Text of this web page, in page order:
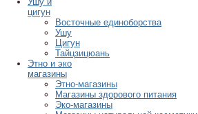
цигун
Восточные единоборства
Ушу
Цигун
Тайцзицюань
Этно и эко
магазины
Этно-магазины
Магазины здорового питания
Эко-магазины